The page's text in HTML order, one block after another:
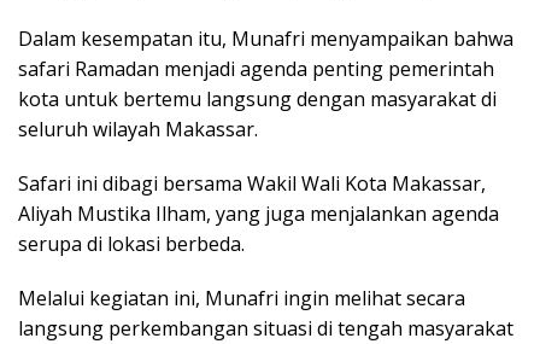
Dalam kesempatan itu, Munafri menyampaikan bahwa
safari Ramadan menjadi agenda penting pemerintah
kota untuk bertemu langsung dengan masyarakat di
seluruh wilayah Makassar.
Safari ini dibagi bersama Wakil Wali Kota Makassar,
Aliyah Mustika Ilham, yang juga menjalankan agenda
serupa di lokasi berbeda.
Melalui kegiatan ini, Munafri ingin melihat secara
langsung perkembangan situasi di tengah masyarakat